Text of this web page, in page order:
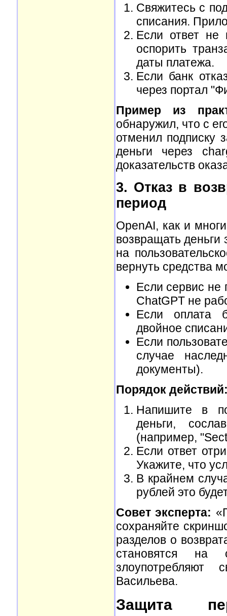
Свяжитесь с
списания.
Если ответ не
оспорить
даты платежа.
Если банк
через портал
Пример из
обнаружил, что с
отменил подписку
деньги через
доказательств
3. Отказ в
период
OpenAI, как и
возвращать деньги
на
вернуть средства
Если сервис не
ChatGPT не
Если оплата
двойное
Если
случае
документы).
Порядок
Напишите в
деньги,
(например,
Если ответ
Укажите, что
В крайнем
рублей это
Совет эксперта:
сохраняйте
разделов о
становятся на
Васильева.
Защита